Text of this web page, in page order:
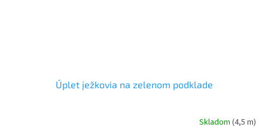
Úplet ježkovia na zelenom podklade
Skladom (4,5 m)